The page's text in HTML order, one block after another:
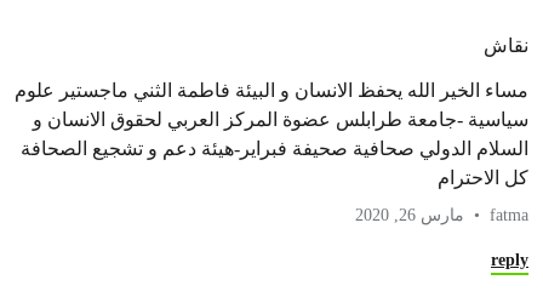
نقاش
مساء الخير الله يحفظ الانسان و البيئة فاطمة الثني ماجستير علوم
سياسية -جامعة طرابلس عضوة المركز العربي لحقوق الانسان و
السلام الدولي صحافية صحيفة فبراير-هيئة دعم و تشجيع الصحافة
كل الاحترام
fatma مارس 26, 2020
reply